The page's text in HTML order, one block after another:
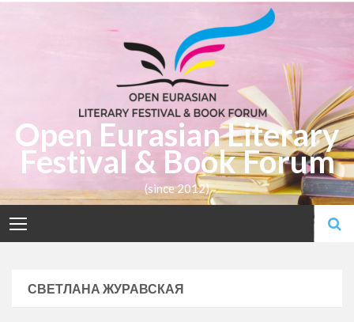
Open Eurasian Literary
Festival & Book Forum
(since 2012)
СВЕТЛАНА ЖУРАВСКАЯ